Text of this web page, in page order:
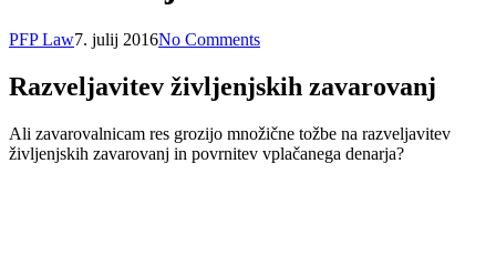
PFP Law7. julij 2016No Comments
Razveljavitev življenjskih zavarovanj
Ali zavarovalnicam res grozijo množične tožbe na razveljavitev
življenjskih zavarovanj in povrnitev vplačanega denarja?